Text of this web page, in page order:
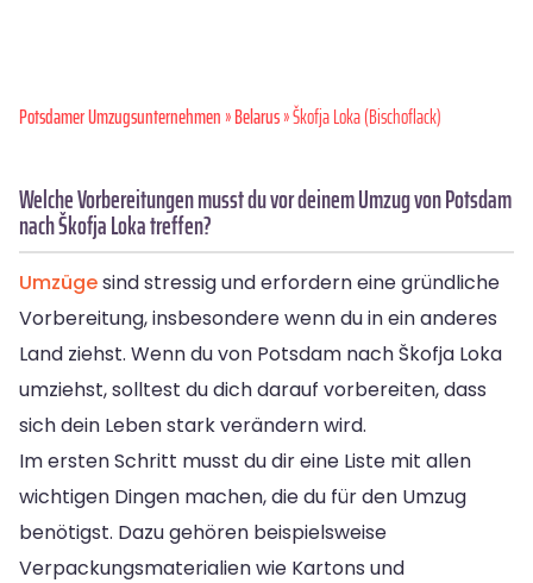
Potsdamer Umzugsunternehmen»Belarus» Škofja Loka (Bischoflack)
Welche Vorbereitungen musst du vor deinem Umzug von Potsdam
nach Škofja Loka treffen?
Umzügesind stressig und erfordern eine gründliche
Vorbereitung, insbesondere wenn du in ein anderes
Land ziehst. Wenn du von Potsdam nach Škofja Loka
umziehst, solltest du dich darauf vorbereiten, dass
sich dein Leben stark verändern wird.
Im ersten Schritt musst du dir eine Liste mit allen
wichtigen Dingen machen, die du für den Umzug
benötigst. Dazu gehören beispielsweise
Verpackungsmaterialien wie Kartons und